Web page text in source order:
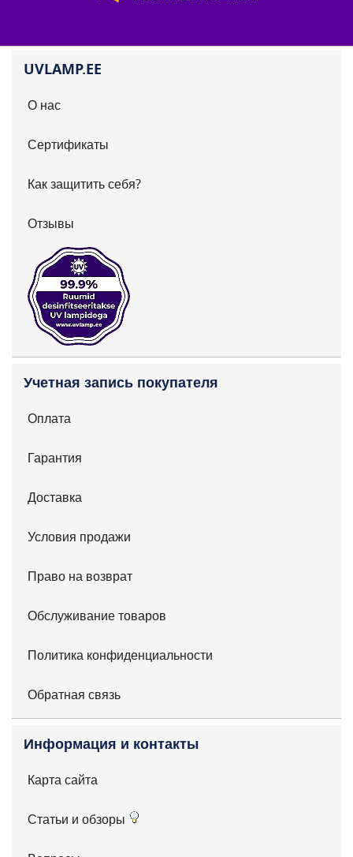
UVLAMP.EE
О нас
Сертификаты
Как защитить себя?
Отзывы
Учетная запись покупателя
Оплата
Гарантия
Доставка
Условия продажи
Право на возврат
Обслуживание товаров
Политика конфиденциальности
Обратная связь
Информация и контакты
Карта сайта
Статьи и обзоры